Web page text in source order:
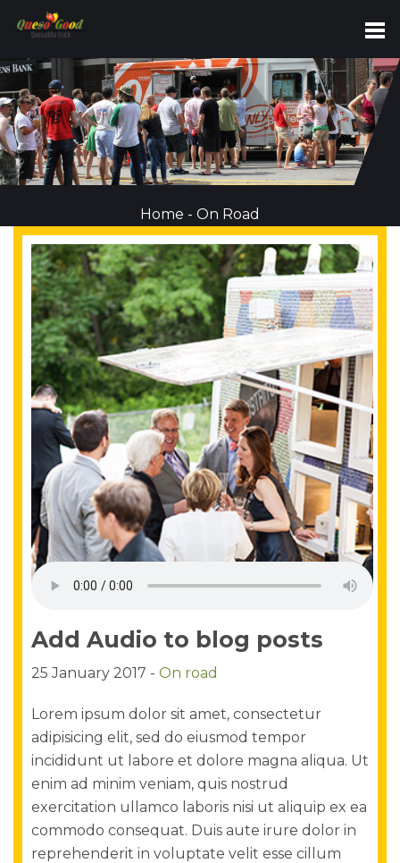
Home - On Road
Add Audio to blog posts
25 January 2017 - On road
Lorem ipsum dolor sit amet, consectetur
adipisicing elit, sed do eiusmod tempor
incididunt ut labore et dolore magna aliqua. Ut
enim ad minim veniam, quis nostrud
exercitation ullamco laboris nisi ut aliquip ex ea
commodo consequat. Duis aute irure dolor in
reprehenderit in voluptate velit esse cillum